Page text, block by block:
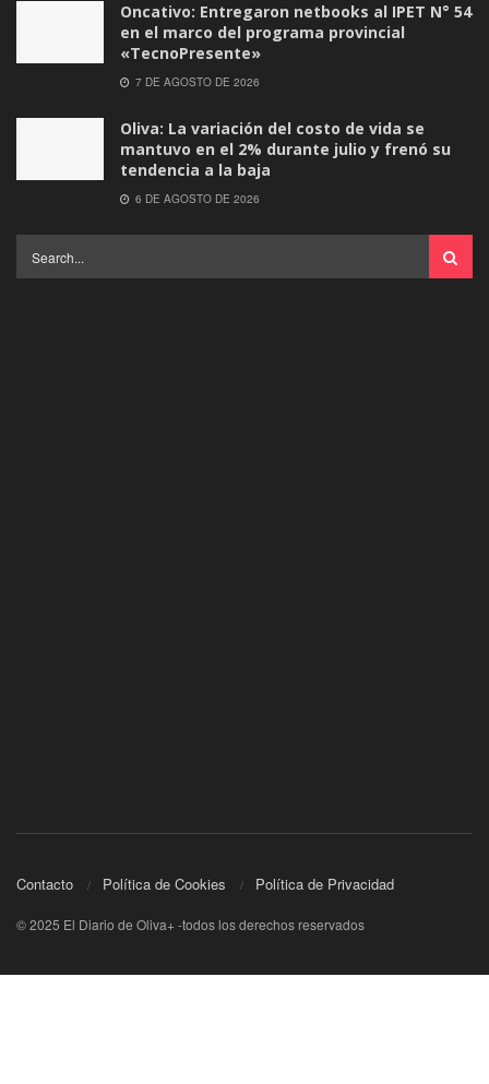
Oncativo: Entregaron netbooks al IPET N° 54
en el marco del programa provincial
«TecnoPresente»
7 DE AGOSTO DE 2026
Oliva: La variación del costo de vida se
mantuvo en el 2% durante julio y frenó su
tendencia a la baja
6 DE AGOSTO DE 2026
Contacto Política de Cookies Política de Privacidad
© 2025 El Diario de Oliva+ -todos los derechos reservados